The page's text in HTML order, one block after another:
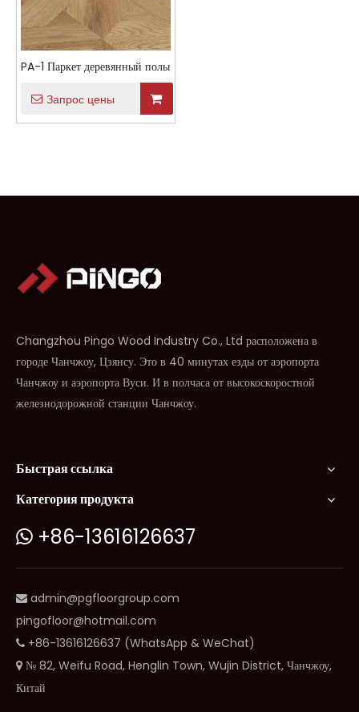
PA-1 Паркет деревянный полы
Запрос цены
Changzhou Pingo Wood Industry Co., Ltd расположена в
городе Чанчжоу, Цзянсу. Это в 40 минутах езды от аэропорта
Чанчжоу и аэропорта Вуси. И в полчаса от высокоскоростной
железнодорожной станции Чанчжоу.
Быстрая ссылка
Категория продукта
 +86-13616126637
 admin@pgfloorgroup.com
pingofloor@hotmail.com
 +86-13616126637 (WhatsApp & WeChat)
 № 82, Weifu Road, Henglin Town, Wujin District, Чанчжоу,
Китай